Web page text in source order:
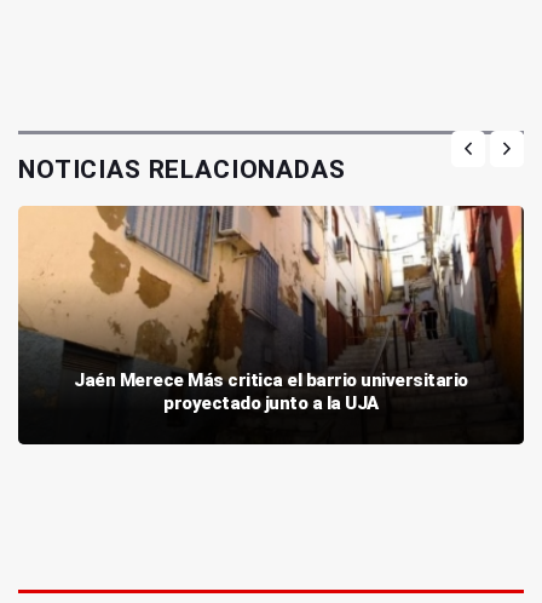
NOTICIAS RELACIONADAS
Jaén Merece Más critica el barrio universitario
proyectado junto a la UJA